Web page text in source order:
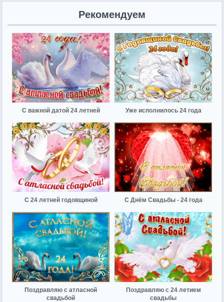
Рекомендуем
С важной датой 24 летней Уже исполнилось 24 года
С 24 летней годовщиной С Днём Свадьбы - 24 года
Поздравляю с атласной
свадьбой
Поздравляю с 24 летием
свадьбы